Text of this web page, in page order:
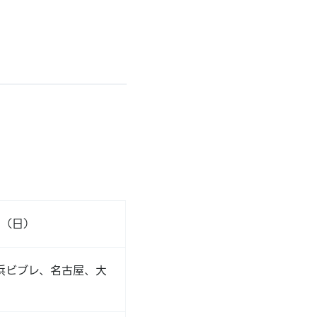
日）
ブレ、名古屋、大